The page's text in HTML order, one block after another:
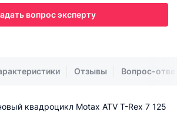
вопрос эксперту
Отзывы Вопрос-
квадроцикл Motax ATV T-Rex 7 125